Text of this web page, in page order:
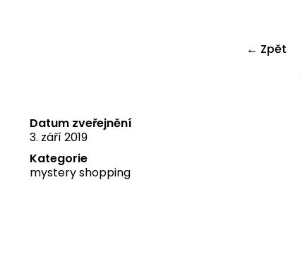
← Zpět
Datum zveřejnění
3. září 2019
Kategorie
mystery shopping